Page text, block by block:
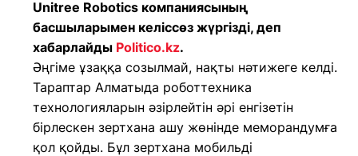
Unitree Robotics компаниясының
басшыларымен келіссөз жүргізді, деп
хабарлайды Politico.kz.
Әңгіме ұзаққа созылмай, нақты нәтижеге келді.
Тараптар Алматыда роботтехника
технологияларын әзірлейтін әрі енгізетін
бірлескен зертхана ашу жөнінде меморандумға
қол қойды. Бұл зертхана мобильді